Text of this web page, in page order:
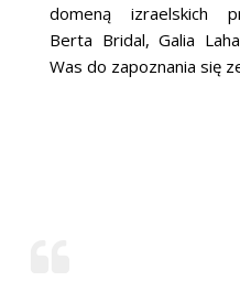
domeną izraelskich
Berta Bridal, Galia
Was do zapoznania się